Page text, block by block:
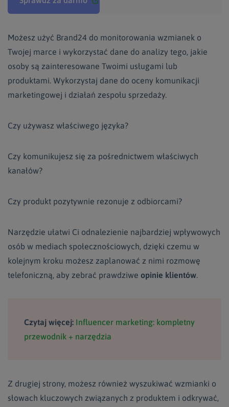
Możesz użyć Brand24 do monitorowania wzmianek o
Twojej marce i wykorzystać dane do analizy tego, jakie
osoby są zainteresowane Twoimi usługami lub
produktami. Wykorzystaj dane do oceny komunikacji
marketingowej i działań zespołu sprzedaży.
Czy używasz właściwego języka?
Czy komunikujesz się za pośrednictwem właściwych
kanałów?
Czy produkt pozytywnie rezonuje z odbiorcami?
Narzędzie ułatwi Ci odnalezienie najbardziej wpływowych
osób w mediach społecznościowych, dzięki czemu w
kolejnym kroku możesz zaplanować z nimi rozmowę
telefoniczną, aby zebrać prawdziwe opinie klientów.
Czytaj więcej: Influencer marketing: kompletny
przewodnik + narzędzia
Z drugiej strony, możesz również wyszukiwać wzmianki o
słowach kluczowych związanych z produktem i odkrywać,